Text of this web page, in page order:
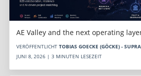
AE Valley and the next operating
VERÖFFENTLICHT TOBIAS GOECKE (GÖCKE) -
JUNI 8, 2026 | 3 MINUTEN LESEZEIT